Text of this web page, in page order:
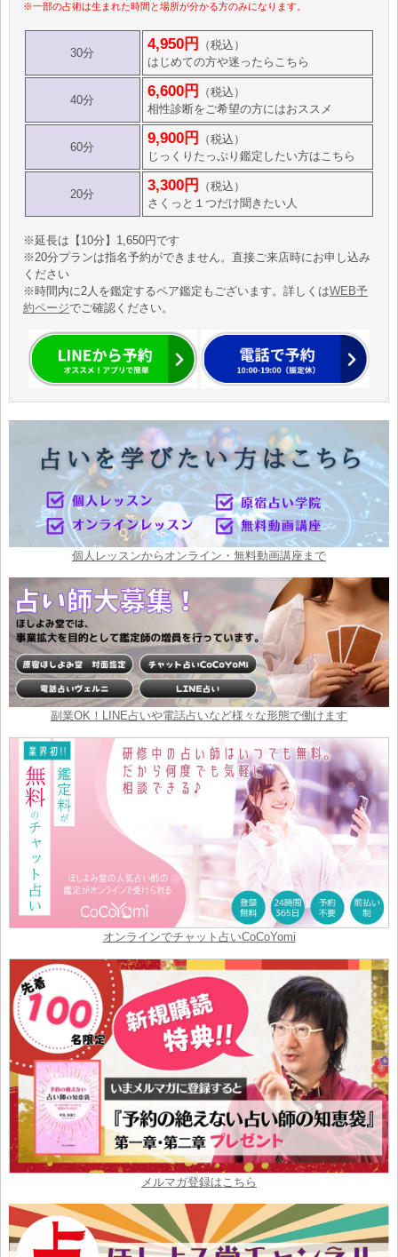
※一部の占術は生まれた時間と場所が分かる方のみになります。
30分
4,950円
（税込）
はじめての方や迷ったらこちら
40分
6,600円
（税込）
相性診断をご希望の方にはおススメ
60分
9,900円
（税込）
じっくりたっぷり鑑定したい方はこちら
20分
3,300円
（税込）
さくっと１つだけ聞きたい人
※延長は【10分】1,650円です
※20分プランは指名予約ができません。直接ご来店時にお申し込み
ください
※時間内に2人を鑑定するペア鑑定もございます。詳しくはWEB予
約ページでご確認ください。
個人レッスンからオンライン・無料動画講座まで
副業OK！LINE占いや電話占いなど様々な形態で働けます
オンラインでチャット占いCoCoYomi
メルマガ登録はこちら